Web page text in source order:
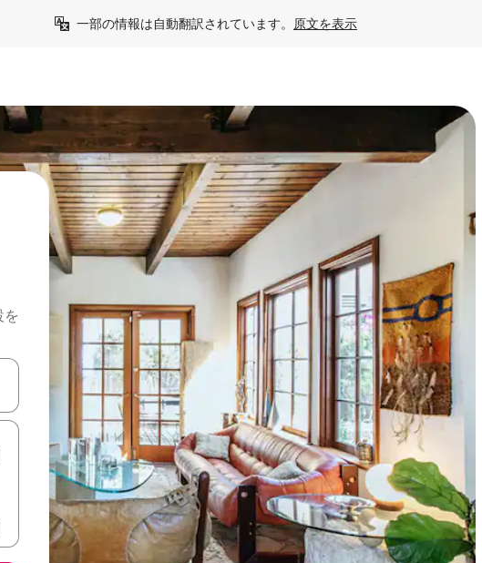
一部の情報は自動翻訳されています。 原文を表示
動するか、画面をタッチまたはスワイプして検索結果を確認することができます。